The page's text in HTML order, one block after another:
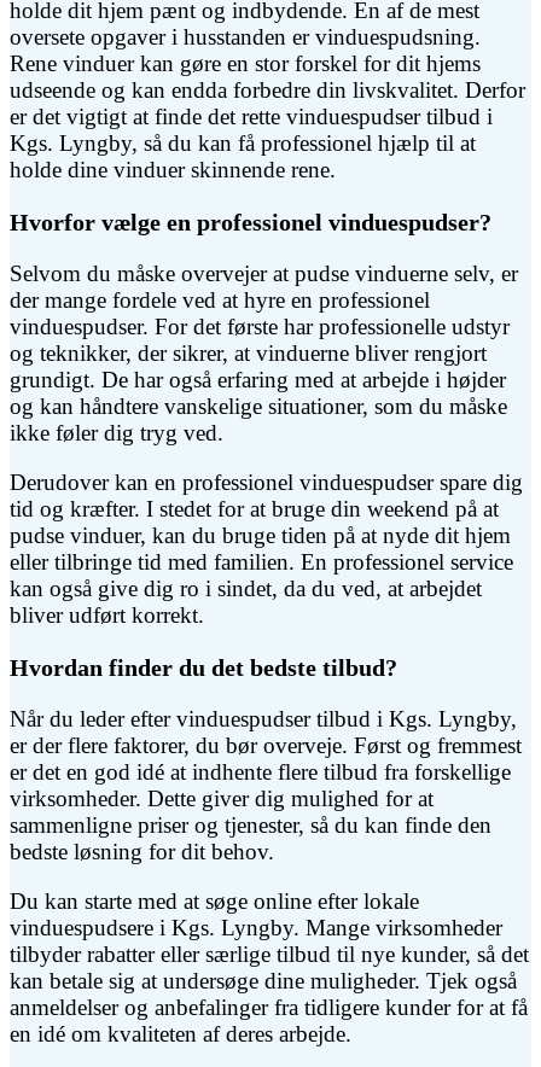
holde dit hjem pænt og indbydende. En af de mest
oversete opgaver i husstanden er vinduespudsning.
Rene vinduer kan gøre en stor forskel for dit hjems
udseende og kan endda forbedre din livskvalitet. Derfor
er det vigtigt at finde det rette vinduespudser tilbud i
Kgs. Lyngby, så du kan få professionel hjælp til at
holde dine vinduer skinnende rene.
Hvorfor vælge en professionel vinduespudser?
Selvom du måske overvejer at pudse vinduerne selv, er
der mange fordele ved at hyre en professionel
vinduespudser. For det første har professionelle udstyr
og teknikker, der sikrer, at vinduerne bliver rengjort
grundigt. De har også erfaring med at arbejde i højder
og kan håndtere vanskelige situationer, som du måske
ikke føler dig tryg ved.
Derudover kan en professionel vinduespudser spare dig
tid og kræfter. I stedet for at bruge din weekend på at
pudse vinduer, kan du bruge tiden på at nyde dit hjem
eller tilbringe tid med familien. En professionel service
kan også give dig ro i sindet, da du ved, at arbejdet
bliver udført korrekt.
Hvordan finder du det bedste tilbud?
Når du leder efter vinduespudser tilbud i Kgs. Lyngby,
er der flere faktorer, du bør overveje. Først og fremmest
er det en god idé at indhente flere tilbud fra forskellige
virksomheder. Dette giver dig mulighed for at
sammenligne priser og tjenester, så du kan finde den
bedste løsning for dit behov.
Du kan starte med at søge online efter lokale
vinduespudsere i Kgs. Lyngby. Mange virksomheder
tilbyder rabatter eller særlige tilbud til nye kunder, så det
kan betale sig at undersøge dine muligheder. Tjek også
anmeldelser og anbefalinger fra tidligere kunder for at få
en idé om kvaliteten af deres arbejde.